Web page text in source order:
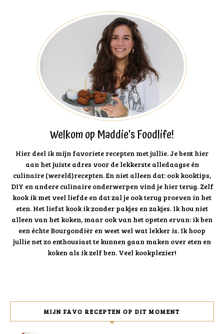
Welkom op Maddie's Foodlife!
Hier deel ik mijn favoriete recepten met jullie. Je bent hier
aan het juiste adres voor de lekkerste alledaagse én
culinaire (wereld)recepten. En niet alleen dat: ook kooktips,
DIY en andere culinaire onderwerpen vind je hier terug. Zelf
kook ik met veel liefde en dat zal je ook terug proeven in het
eten. Het liefst kook ik zonder pakjes en zakjes. Ik hou niet
alleen van het koken, maar ook van het opeten ervan: ik ben
een échte Bourgondiër en weet wel wat lekker is. Ik hoop
jullie net zo enthousiast te kunnen gaan maken over eten en
koken als ik zelf ben. Veel kookplezier!
MIJN FAVO RECEPTEN OP DIT MOMENT